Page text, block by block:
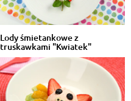
Lody śmietankowe z
truskawkami "Kwiatek"